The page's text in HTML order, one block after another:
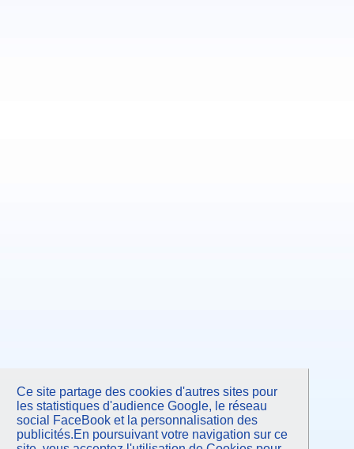
Ce site partage des cookies d'autres sites pour
les statistiques d'audience Google, le réseau
social FaceBook et la personnalisation des
publicités.En poursuivant votre navigation sur ce